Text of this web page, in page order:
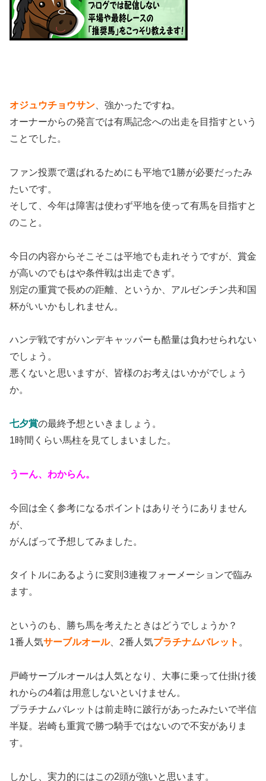
オジュウチョウサン 、強かったですね。
オーナーからの発言では有馬記念への出走を目指すという
ことでした。
ファン投票で選ばれるためにも平地で1勝が必要だったみ
たいです。
そして、今年は障害は使わず平地を使って有馬を目指すと
のこと。
今日の内容からそこそこは平地でも走れそうですが、賞金
が高いのでもはや条件戦は出走できず。
別定の重賞で長めの距離、というか、アルゼンチン共和国
杯がいいかもしれません。
ハンデ戦ですがハンデキャッパーも酷量は負わせられない
でしょう。
悪くないと思いますが、皆様のお考えはいかがでしょう
か。
七夕賞の最終予想といきましょう。
1時間くらい馬柱を見てしまいました。
うーん、わからん。
今回は全く参考になるポイントはありそうにありません
が、
がんばって予想してみました。
タイトルにあるように変則3連複フォーメーションで臨み
ます。
というのも、勝ち馬を考えたときはどうでしょうか？
1番人気サーブルオール、2番人気プラチナムバレット 。
戸崎サーブルオールは人気となり、大事に乗って仕掛け後
れからの4着は用意しないといけません。
プラチナムバレットは前走時に跛行があったみたいで半信
半疑。岩崎も重賞で勝つ騎手ではないので不安がありま
す。
しかし、実力的にはこの2頭が強いと思います。